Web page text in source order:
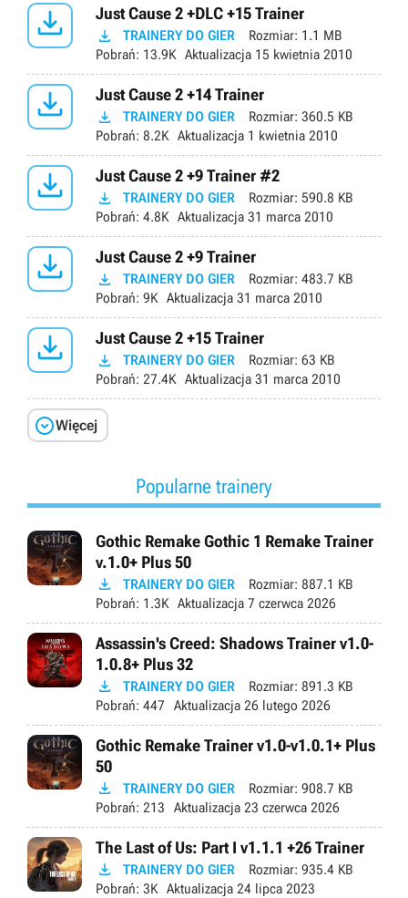
 Just Cause 2 +DLC +15 Trainer
 TRAINERY DO GIER Rozmiar: 1.1 MB
Pobrań: 13.9K Aktualizacja 15 kwietnia 2010
 Just Cause 2 +14 Trainer
 TRAINERY DO GIER Rozmiar: 360.5 KB
Pobrań: 8.2K Aktualizacja 1 kwietnia 2010
 Just Cause 2 +9 Trainer #2
 TRAINERY DO GIER Rozmiar: 590.8 KB
Pobrań: 4.8K Aktualizacja 31 marca 2010
 Just Cause 2 +9 Trainer
 TRAINERY DO GIER Rozmiar: 483.7 KB
Pobrań: 9K Aktualizacja 31 marca 2010
 Just Cause 2 +15 Trainer
 TRAINERY DO GIER Rozmiar: 63 KB
Pobrań: 27.4K Aktualizacja 31 marca 2010
Więcej
Popularne trainery
Gothic Remake Gothic 1 Remake Trainer
v.1.0+ Plus 50
 TRAINERY DO GIER Rozmiar: 887.1 KB
Pobrań: 1.3K Aktualizacja 7 czerwca 2026
Assassin's Creed: Shadows Trainer v1.0-
1.0.8+ Plus 32
 TRAINERY DO GIER Rozmiar: 891.3 KB
Pobrań: 447 Aktualizacja 26 lutego 2026
Gothic Remake Trainer v1.0-v1.0.1+ Plus
50
 TRAINERY DO GIER Rozmiar: 908.7 KB
Pobrań: 213 Aktualizacja 23 czerwca 2026
The Last of Us: Part I v1.1.1 +26 Trainer
 TRAINERY DO GIER Rozmiar: 935.4 KB
Pobrań: 3K Aktualizacja 24 lipca 2023